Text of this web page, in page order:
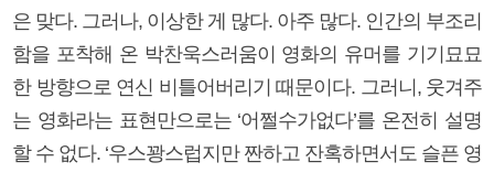
은 맞다. 그러나, 이상한 게 많다. 아주 많다. 인간의 부조리
함을 포착해 온 박찬욱스러움이 영화의 유머를 기기묘묘
한 방향으로 연신 비틀어버리기 때문이다. 그러니, 웃겨주
는 영화라는 표현만으로는 ‘어쩔수가없다’를 온전히 설명
할 수 없다. ‘우스꽝스럽지만 짠하고 잔혹하면서도 슬픈 영